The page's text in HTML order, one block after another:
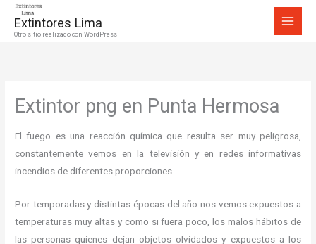
Extintores Lima
Otro sitio realizado con WordPress
Extintor png en Punta Hermosa
El fuego es una reacción química que resulta ser muy peligrosa,
constantemente vemos en la televisión y en redes informativas
incendios de diferentes proporciones.
Por temporadas y distintas épocas del año nos vemos expuestos a
temperaturas muy altas y como si fuera poco, los malos hábitos de
las personas quienes dejan objetos olvidados y expuestos a los